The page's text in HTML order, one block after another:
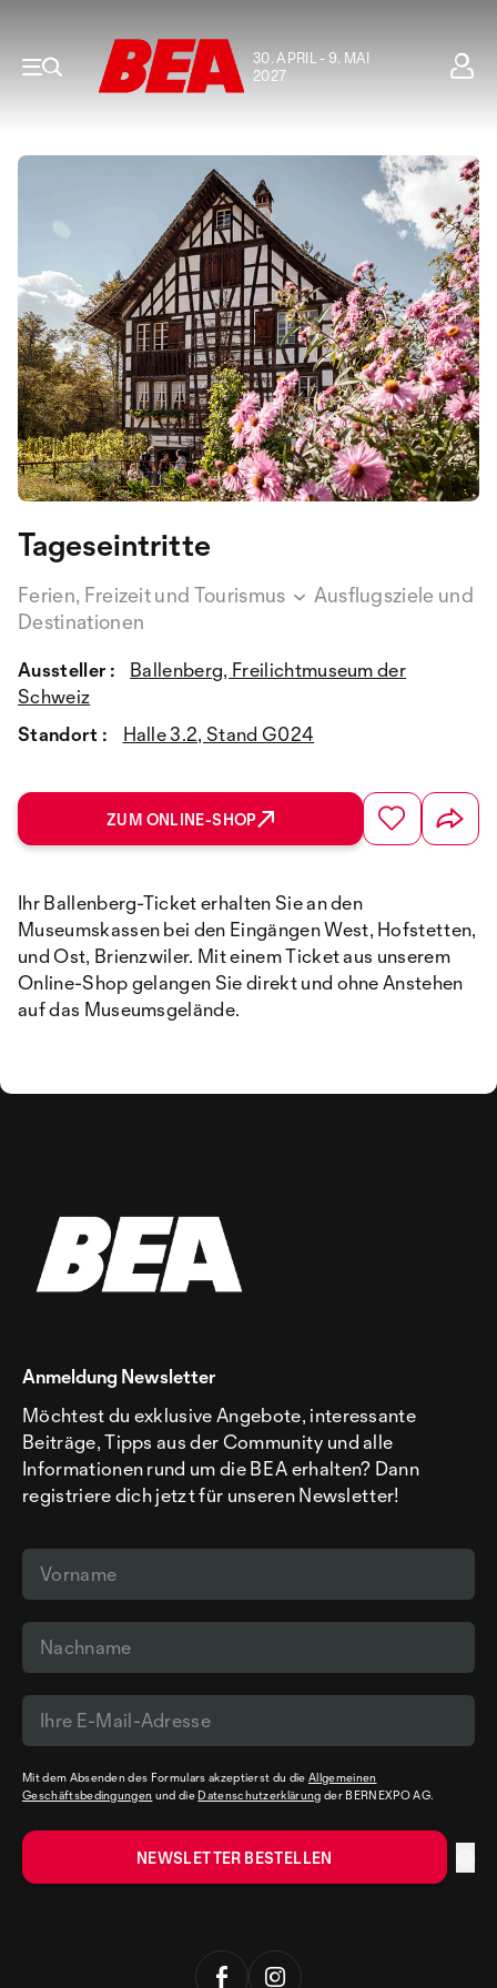
30. APRIL - 9. MAI
2027
Tageseintritte
Ferien, Freizeit und Tourismus
Ausflugsziele und
Destinationen
Aussteller :
Ballenberg, Freilichtmuseum der
Schweiz
Standort :
Halle 3.2, Stand G024
ZUM ONLINE-SHOP
Ihr Ballenberg-Ticket erhalten Sie an den
Museumskassen bei den Eingängen West, Hofstetten,
und Ost, Brienzwiler. Mit einem Ticket aus unserem
Online-Shop gelangen Sie direkt und ohne Anstehen
auf das Museumsgelände.
Anmeldung Newsletter
Möchtest du exklusive Angebote, interessante
Beiträge, Tipps aus der Community und alle
Informationen rund um die BEA erhalten? Dann
registriere dich jetzt für unseren Newsletter!
Mit dem Absenden des Formulars akzeptierst du dieAllgemeinen
Geschäftsbedingungen und die Datenschutzerklärung der BERNEXPO AG.